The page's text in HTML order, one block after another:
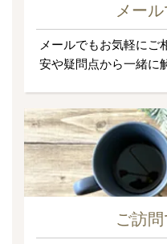
メー
メールでもお気軽にご
安や疑問点から一緒に
ご訪